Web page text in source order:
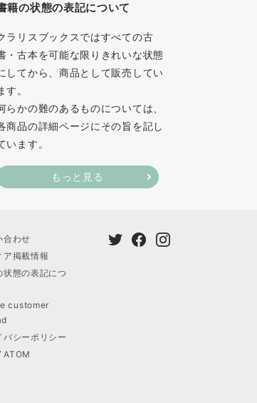
籍の状態の表記について
ラリスブックスではすべての古
・古本を可能な限りきれいな状態
してから、商品として販売してい
す。
らかの難のあるものについては、
商品の詳細ページにその旨を記し
います。
もっと見る
合わせ
ア掲載情報
状態の表記につ
customer
バシーポリシー
ATOM